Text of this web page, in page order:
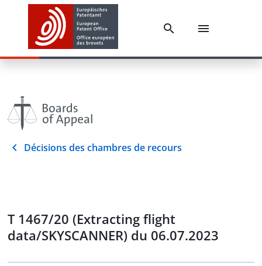
Décisions des chambres de recours
T 1467/20 (Extracting flight
data/SKYSCANNER) du 06.07.2023